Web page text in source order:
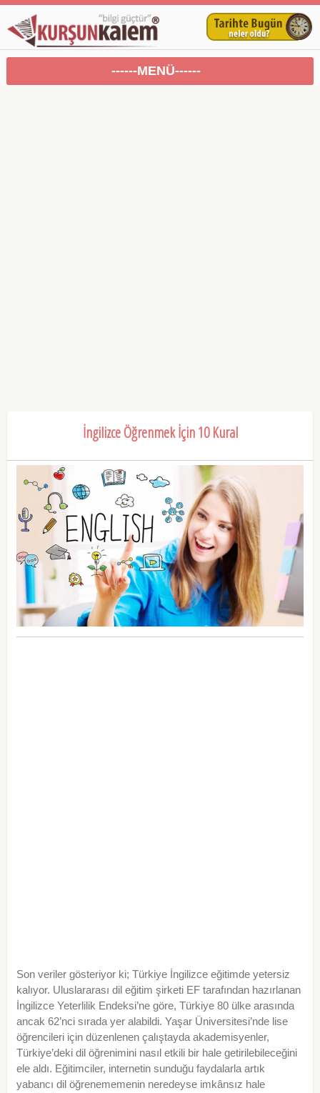
------MENÜ------
İngilizce Öğrenmek İçin 10 Kural
Son veriler gösteriyor ki; Türkiye İngilizceeğitimde yetersiz
kalıyor. Uluslararası dil eğitim şirketi EF tarafından hazırlanan
İngilizce Yeterlilik Endeksi’ne göre, Türkiye 80 ülke arasında
ancak 62’nci sırada yer alabildi. Yaşar Üniversitesi’nde lise
öğrencileri için düzenlenen çalıştayda akademisyenler,
Türkiye’deki dil öğrenimini nasıl etkili bir hale getirilebileceğini
ele aldı. Eğitimciler, internetin sunduğu faydalarla artık
yabancı dil öğrenememenin neredeyse imkânsız hale